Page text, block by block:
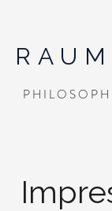
RAUM
P H I L O S O P H